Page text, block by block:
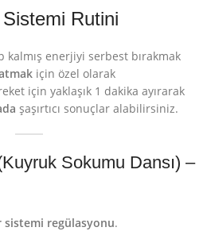
Rutini
kalmış enerjiyi serbest bırakmak
için özel olarak
için yaklaşık 1 dakika ayırarak
şaşırtıcı sonuçlar alabilirsiniz.
Sokumu Dansı) –
sistemi regülasyonu.